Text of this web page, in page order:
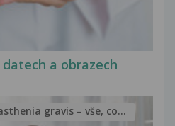
a obrazech
gravis – vše, co...